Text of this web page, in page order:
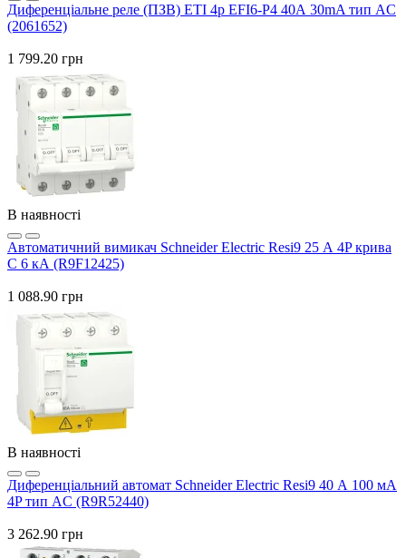
Диференціальне реле (ПЗВ) ETI 4р EFI6-P4 40А 30mA тип AC
(2061652)
1 799.20 грн
В наявності
Автоматичний вимикач Schneider Electric Resi9 25 А 4P крива
C 6 кА (R9F12425)
1 088.90 грн
В наявності
Диференціальний автомат Schneider Electric Resi9 40 А 100 мА
4P тип AC (R9R52440)
3 262.90 грн